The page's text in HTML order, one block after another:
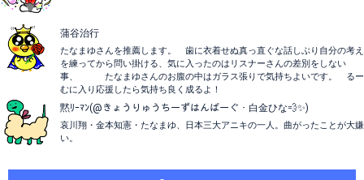
蒲谷治行
たなまゆさんを推薦します。 歯に衣着せぬ真っ直ぐな話しぶり自分の考え
を練ってから問い掛ける、気に入ったのはリスナーさんの差別をしない
事、 たなまゆさんのお腹の中はガラス張りで気持ちよいです。 るー
むに入り応援したら気持ち良く成るよ！
黙ﾘｰﾏﾝ(@きょうりゅうちーずはんばーぐ・白金ひな💨✨)
哀川翔・金本知憲・たなまゆ、日本三大アニキの一人。曲がったことが大嫌
い。